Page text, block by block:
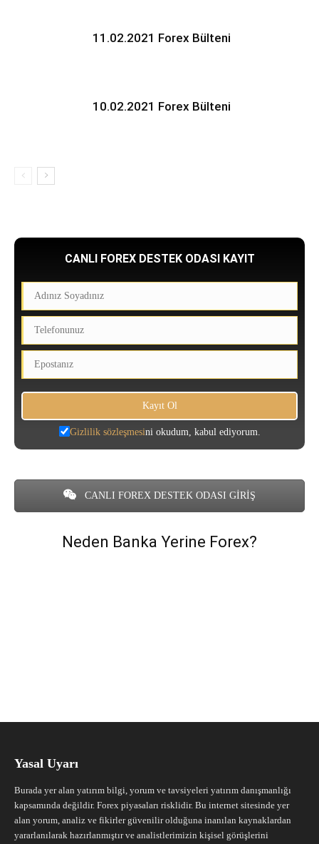
11.02.2021 Forex Bülteni
10.02.2021 Forex Bülteni
CANLI FOREX DESTEK ODASI KAYIT
Gizlilik sözleşmesini okudum, kabul ediyorum.
CANLI FOREX DESTEK ODASI GİRİŞ
Neden Banka Yerine Forex?
Yasal Uyarı
Burada yer alan yatırım bilgi, yorum ve tavsiyeleri yatırım danışmanlığı
kapsamında değildir. Forex piyasaları risklidir. Bu internet sitesinde yer
alan yorum, analiz ve fikirler güvenilir olduğuna inanılan kaynaklardan
yararlanılarak hazırlanmıştır ve analistlerimizin kişisel görüşlerini